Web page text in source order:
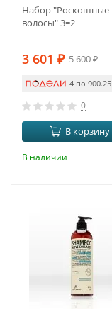
Набор "Роскошные
волосы" 3=2
3 601 ₽ 5 600₽
4 по 900.25
0
В корзину
В наличии